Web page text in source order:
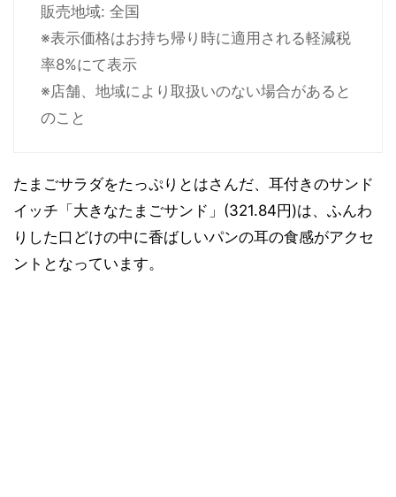
販売地域: 全国
※表示価格はお持ち帰り時に適用される軽減税
率8%にて表示
※店舗、地域により取扱いのない場合があると
のこと
たまごサラダをたっぷりとはさんだ、耳付きのサンド
イッチ「大きなたまごサンド」(321.84円)は、ふんわ
りした口どけの中に香ばしいパンの耳の食感がアクセ
ントとなっています。